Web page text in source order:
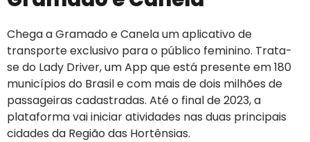
Chega a Gramado e Canela um aplicativo de
transporte exclusivo para o público feminino. Trata-
se do Lady Driver, um App que está presente em 180
municípios do Brasil e com mais de dois milhões de
passageiras cadastradas. Até o final de 2023, a
plataforma vai iniciar atividades nas duas principais
cidades da Região das Hortênsias.